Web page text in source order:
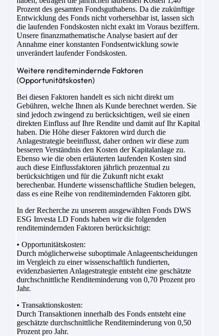
Prozent des gesamten Fondsguthabens. Da die zukünftige
Entwicklung des Fonds nicht vorhersehbar ist, lassen sich
die laufenden Fondskosten nicht exakt im Voraus beziffern.
Unsere finanzmathematische Analyse basiert auf der
Annahme einer konstanten Fondsentwicklung sowie
unverändert laufender Fondskosten.
Weitere renditemindernde Faktoren
(Opportunitätskosten)
Bei diesen Faktoren handelt es sich nicht direkt um
Gebühren, welche Ihnen als Kunde berechnet werden. Sie
sind jedoch zwingend zu berücksichtigen, weil sie einen
direkten Einfluss auf Ihre Rendite und damit auf Ihr Kapital
haben. Die Höhe dieser Faktoren wird durch die
Anlagestrategie beeinflusst, daher ordnen wir diese zum
besseren Verständnis den Kosten der Kapitalanlage zu.
Ebenso wie die oben erläuterten laufenden Kosten sind
auch diese Einflussfaktoren jährlich prozentual zu
berücksichtigen und für die Zukunft nicht exakt
berechenbar. Hunderte wissenschaftliche Studien belegen,
dass es eine Reihe von renditemindernden Faktoren gibt.
In der Recherche zu unserem ausgewählten Fonds DWS
ESG Investa LD Fonds haben wir die folgenden
renditemindernden Faktoren berücksichtigt:
• Opportunitätskosten:
Durch möglicherweise suboptimale Anlageentscheidungen
im Vergleich zu einer wissenschaftlich fundierten,
evidenzbasierten Anlagestrategie entsteht eine geschätzte
durchschnittliche Renditeminderung von 0,70 Prozent pro
Jahr.
• Transaktionskosten:
Durch Transaktionen innerhalb des Fonds entsteht eine
geschätzte durchschnittliche Renditeminderung von 0,50
Prozent pro Jahr.